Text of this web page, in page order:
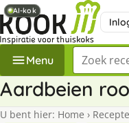
Menu Zoek een
Aardbeien
U bent hier: Home ›
AI-kok
AI-kok